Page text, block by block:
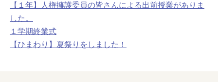
【１年】人権擁護委員の皆さんによる出前授業がありま
した。
１学期終業式
【ひまわり】夏祭りをしました！